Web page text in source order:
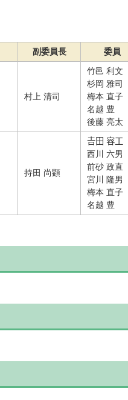
副委員長 委員
村上 清司
竹邑 利文
杉岡 雅司
梅本 直子
名越 豊
後藤 亮太
持田 尚顕
𠮷田 容工
西川 六男
前砂 政直
宮川 隆男
梅本 直子
名越 豊